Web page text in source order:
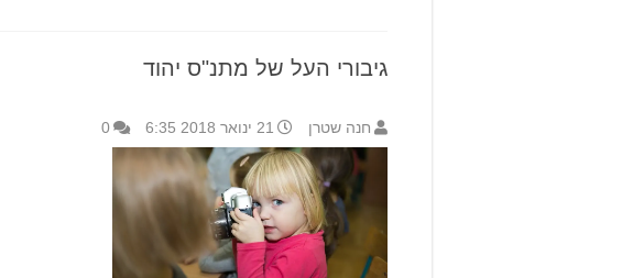
גיבורי העל של מתנ"ס יהוד
חנה שטרן 21 ינואר 2018 6:35 0